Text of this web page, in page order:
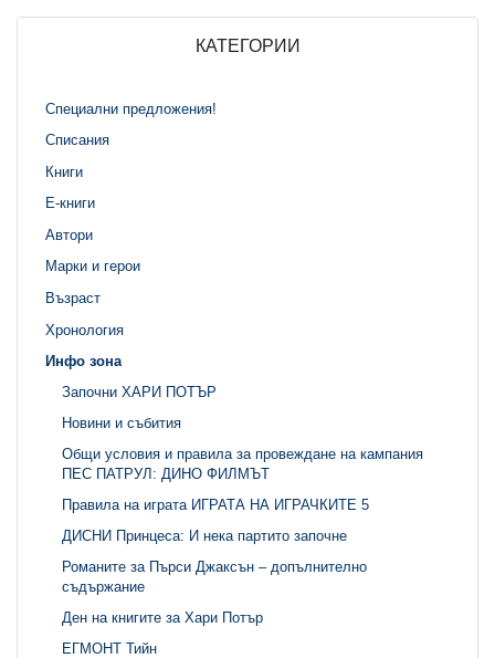
КАТЕГОРИИ
Специални предложения!
Списания
Книги
Е-книги
Автори
Марки и герои
Възраст
Хронология
Инфо зона
Започни ХАРИ ПОТЪР
Новини и събития
Общи условия и правила за провеждане на кампания
ПЕС ПАТРУЛ: ДИНО ФИЛМЪТ
Правила на играта ИГРАТА НА ИГРАЧКИТЕ 5
ДИСНИ Принцеса: И нека партито започне
Романите за Пърси Джаксън – допълнително
съдържание
Ден на книгите за Хари Потър
ЕГМОНТ Тийн